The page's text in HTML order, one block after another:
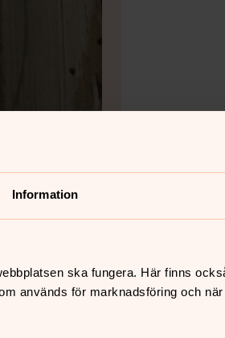
Information
ska fungera. Här finns
används för marknadsföring och